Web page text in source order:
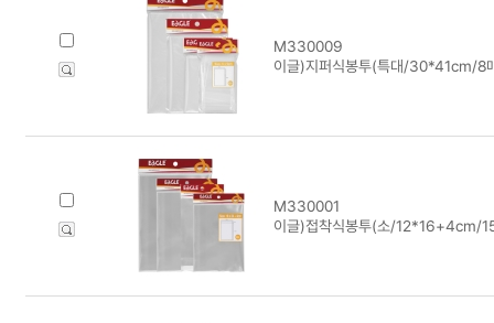
M330009
이글)지퍼식봉투(특대/30*41cm/
M330001
이글)접착식봉투(소/12*16+4cm/